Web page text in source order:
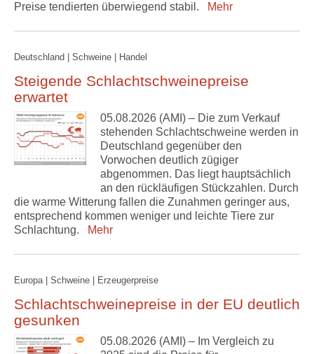
Preise tendierten überwiegend stabil.
Mehr
Deutschland | Schweine | Handel
Steigende Schlachtschweinepreise
erwartet
05.08.2026 (AMI) – Die zum Verkauf
stehenden Schlachtschweine werden in
Deutschland gegenüber den
Vorwochen deutlich zügiger
abgenommen. Das liegt hauptsächlich
an den rückläufigen Stückzahlen. Durch
die warme Witterung fallen die Zunahmen geringer aus,
entsprechend kommen weniger und leichte Tiere zur
Schlachtung.
Mehr
Europa | Schweine | Erzeugerpreise
Schlachtschweinepreise in der EU deutlich
gesunken
05.08.2026 (AMI) – Im Vergleich zu